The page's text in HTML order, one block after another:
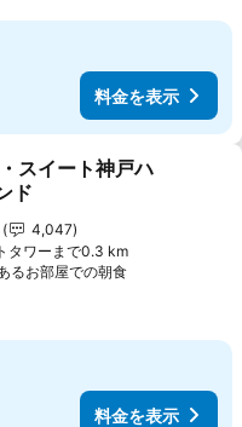
料金を表示
入りに追加
スイート神戸ハ
ド
ク
4,047
タワーまで0.3 km
るお部屋での朝食
料金を表示